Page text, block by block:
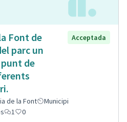
Font de
parc un
de
Acceptada
de la Font
Municipi
1 0